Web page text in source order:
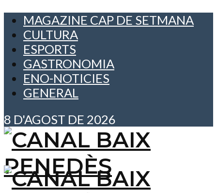
MAGAZINE CAP DE SETMANA
CULTURA
ESPORTS
GASTRONOMIA
ENO-NOTICIES
GENERAL
8 D'AGOST DE 2026